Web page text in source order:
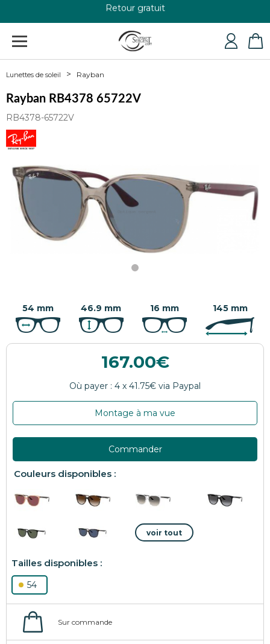
+33 4 79 24 76 84
Lunettes de soleil Rayban
Rayban RB4378 65722V
RB4378-65722V
54 mm 46.9 mm 16 mm 145 mm
167.00
Montage à ma vue
Commander
54